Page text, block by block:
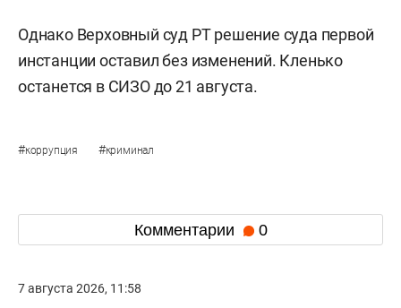
Однако Верховный суд РТ решение суда первой
инстанции оставил без изменений. Кленько
останется в СИЗО до 21 августа.
#коррупция #криминал
Комментарии 0
7 августа 2026, 11:58